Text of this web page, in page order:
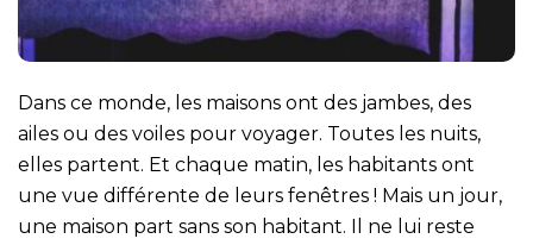
Dans ce monde, les maisons ont des jambes, des
ailes ou des voiles pour voyager. Toutes les nuits,
elles partent. Et chaque matin, les habitants ont
une vue différente de leurs fenêtres ! Mais un jour,
une maison part sans son habitant. Il ne lui reste